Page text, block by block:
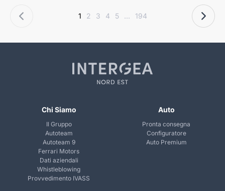
1 2 3 4 5 ... 194
Chi Siamo
Il Gruppo
Autoteam
Autoteam 9
Ferrari Motors
Dati aziendali
Whistleblowing
Provvedimento IVASS
Auto
Pronta consegna
Configuratore
Auto Premium